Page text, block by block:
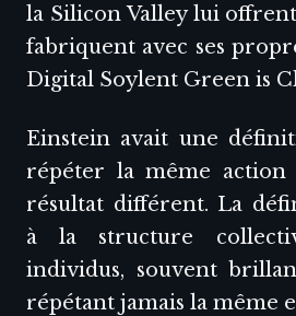
la Silicon Valley lui
fabriquent avec ses
Digital Soylent Green is
Einstein avait une
répéter la même action
résultat différent. La
à la structure
individus, souvent
répétant jamais la même